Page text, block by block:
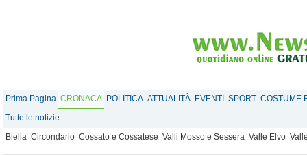
Prima Pagina CRONACA POLITICA ATTUALITÀ EVENTI SPORT COSTUME
Tutte le notizie
Biella Circondario Cossato e Cossatese Valli Mosso e Sessera Valle Elvo